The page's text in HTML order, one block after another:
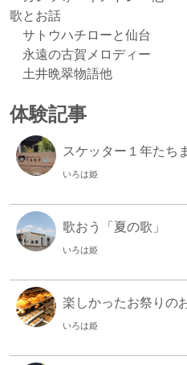
歌とお話
サトウハチローと仙台
永遠の古賀メロディー
土井晩翠物語他
体験記事
スケッター１年たち
いろは姫
歌おう「夏の歌」
いろは姫
楽しかったお祭りの
いろは姫